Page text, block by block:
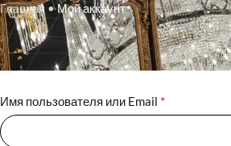
Главная •Мой аккаунт
Забыли свой пароль? Укажите свой
Ссылку на создание нового пароля вы
почте.
Имя пользователя или Email *